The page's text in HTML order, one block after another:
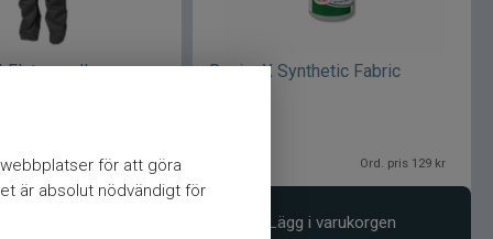
för att göra
är absolut nödvändigt för
Flytoverall
Ord. pris 3 499 kr
ReviveX Synthetic Fabric
Ord. pris 129 kr
Lägg i varukorgen